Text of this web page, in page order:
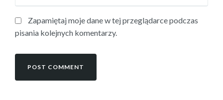
Zapamiętaj moje dane w tej przeglądarce podczas
pisania kolejnych komentarzy.